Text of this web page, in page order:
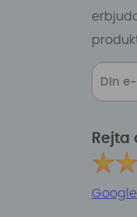
Rejta
Google